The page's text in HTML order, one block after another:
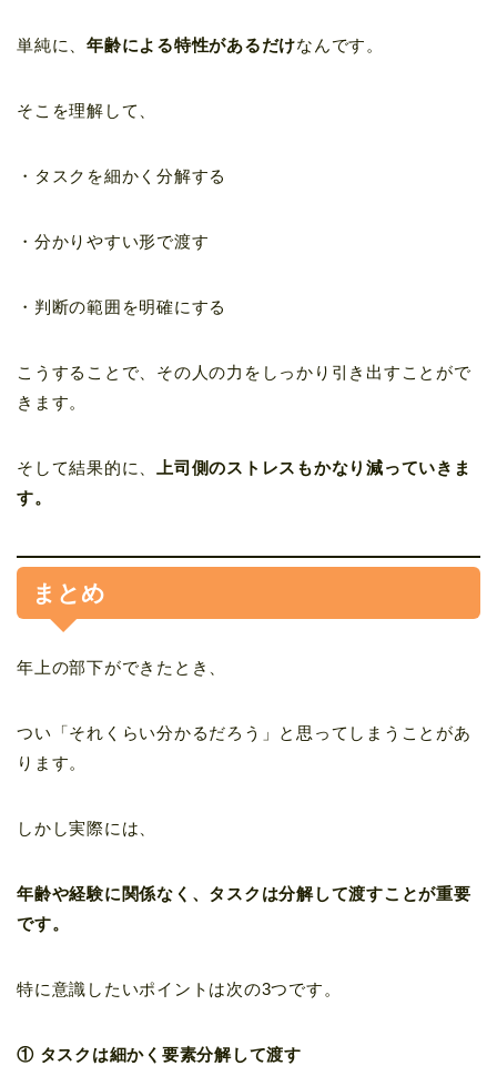
単純に、年齢による特性があるだけなんです。
そこを理解して、
・タスクを細かく分解する
・分かりやすい形で渡す
・判断の範囲を明確にする
こうすることで、その人の力をしっかり引き出すことがで
きます。
そして結果的に、
上司側のストレスもかなり減っていきま
す。
まとめ
年上の部下ができたとき、
つい「それくらい分かるだろう」と思ってしまうことがあ
ります。
しかし実際には、
年齢や経験に関係なく、タスクは分解して渡すことが重要
です。
特に意識したいポイントは次の3つです。
① タスクは細かく要素分解して渡す